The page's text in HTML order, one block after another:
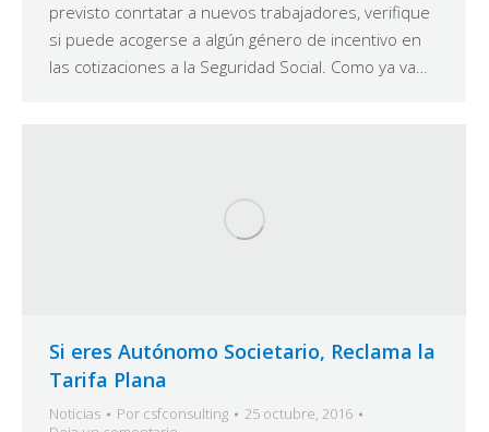
previsto conrtatar a nuevos trabajadores, verifique
si puede acogerse a algún género de incentivo en
las cotizaciones a la Seguridad Social. Como ya va…
Si eres Autónomo Societario, Reclama la
Tarifa Plana
Noticias Por csfconsulting
25 octubre, 2016